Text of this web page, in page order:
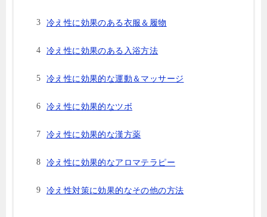
冷え性に効果のある衣服＆履物
冷え性に効果のある入浴方法
冷え性に効果的な運動＆マッサージ
冷え性に効果的なツボ
冷え性に効果的な漢方薬
冷え性に効果的なアロマテラピー
冷え性対策に効果的なその他の方法